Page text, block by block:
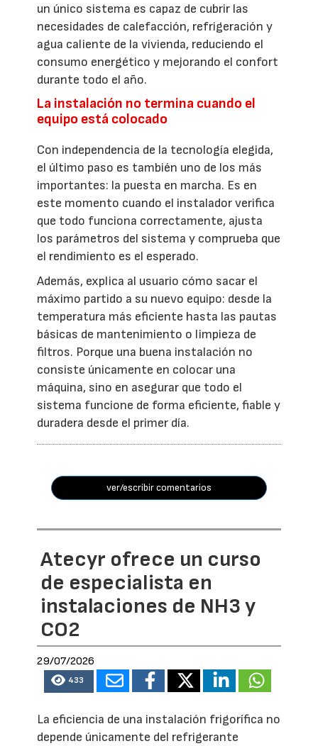
un único sistema es capaz de cubrir las
necesidades de calefacción, refrigeración y
agua caliente de la vivienda, reduciendo el
consumo energético y mejorando el confort
durante todo el año.
La instalación no termina cuando el
equipo está colocado
Con independencia de la tecnología elegida,
el último paso es también uno de los más
importantes: la puesta en marcha. Es en
este momento cuando el instalador verifica
que todo funciona correctamente, ajusta
los parámetros del sistema y comprueba que
el rendimiento es el esperado.
Además, explica al usuario cómo sacar el
máximo partido a su nuevo equipo: desde la
temperatura más eficiente hasta las pautas
básicas de mantenimiento o limpieza de
filtros. Porque una buena instalación no
consiste únicamente en colocar una
máquina, sino en asegurar que todo el
sistema funcione de forma eficiente, fiable y
duradera desde el primer día.
ver/escribir comentarios
Atecyr ofrece un curso
de especialista en
instalaciones de NH3 y
CO2
29/07/2026
433
La eficiencia de una instalación frigorífica no
depende únicamente del refrigerante